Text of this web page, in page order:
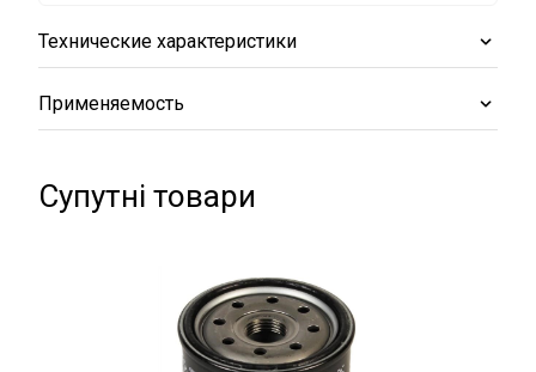
Технические характеристики
Применяемость
Супутні товари